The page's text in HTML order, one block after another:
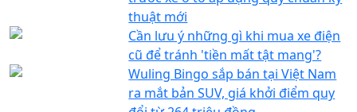
thuật mới
Cần lưu ý những gì khi mua xe điện
cũ để tránh 'tiền mất tật mang'?
Wuling Bingo sắp bán tại Việt Nam
ra mắt bản SUV, giá khởi điểm quy